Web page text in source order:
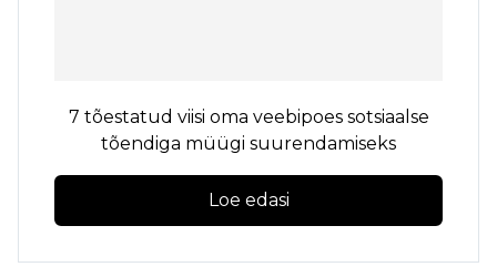
7 tõestatud viisi oma veebipoes sotsiaalse
tõendiga müügi suurendamiseks
Loe edasi